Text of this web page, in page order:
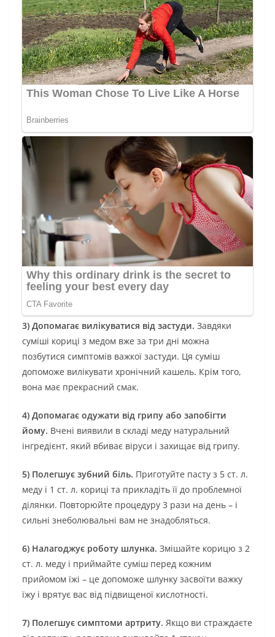
3) Допомагає вилікуватися від застуди. Завдяки
суміші кориці з медом вже за три дні можна
позбутися симптомів важкої застуди. Ця суміш
допоможе вилікувати хронічний кашель. Крім того,
вона має прекрасний смак.
4) Допомагає одужати від грипу або запобігти
йому. Вчені виявили в складі меду натуральний
інгредієнт, який вбиває віруси і захищає від грипу.
5) Полегшує зубний біль. Приготуйте пасту з 5 ст. л.
меду і 1 ст. л. кориці та прикладіть її до проблемної
ділянки. Повторюйте процедуру 3 рази на день – і
сильні знеболювальні вам не знадобляться.
6) Налагоджує роботу шлунка. Змішайте корицю з 2
ст. л. меду і приймайте суміш перед кожним
прийомом їжі – це допоможе шлунку засвоїти важку
їжу і врятує вас від підвищеної кислотності.
7) Полегшує симптоми артриту. Якщо ви страждаєте